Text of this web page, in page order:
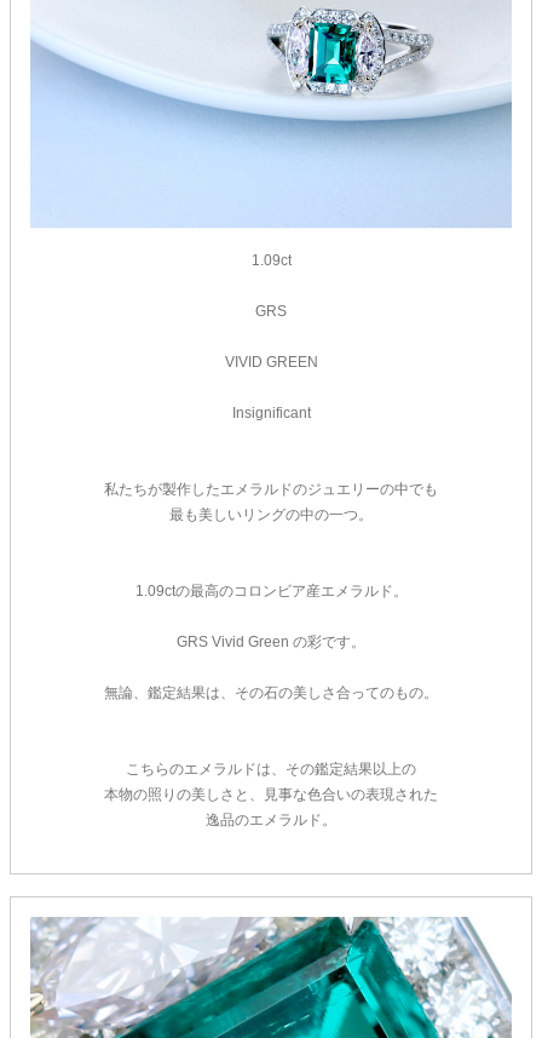
1.09ct
GRS
VIVID GREEN
Insignificant
私たちが製作したエメラルドのジュエリーの中でも
最も美しいリングの中の一つ。
1.09ctの最高のコロンビア産エメラルド。
GRS Vivid Green の彩です。
無論、鑑定結果は、その石の美しさ合ってのもの。
こちらのエメラルドは、その鑑定結果以上の
本物の照りの美しさと、見事な色合いの表現された
逸品のエメラルド。